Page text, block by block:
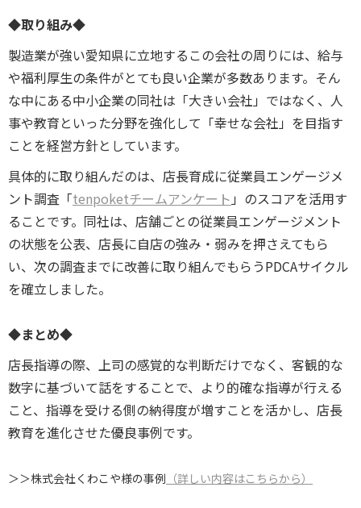
◆取り組み◆
製造業が強い愛知県に立地するこの会社の周りには、給与
や福利厚生の条件がとても良い企業が多数あります。そん
な中にある中小企業の同社は「大きい会社」ではなく、人
事や教育といった分野を強化して「幸せな会社」を目指す
ことを経営方針としています。
具体的に取り組んだのは、店長育成に従業員エンゲージメ
ント調査「tenpoketチームアンケート 」のスコアを活用す
ることです。同社は、店舗ごとの従業員エンゲージメント
の状態を公表、店長に自店の強み・弱みを押さえてもら
い、次の調査までに改善に取り組んでもらうPDCAサイクル
を確立しました。
◆まとめ◆
店長指導の際、上司の感覚的な判断だけでなく、客観的な
数字に基づいて話をすることで、より的確な指導が行える
こと、指導を受ける側の納得度が増すことを活かし、店長
教育を進化させた優良事例です。
＞＞株式会社くわこや様の事例 （詳しい内容はこちらから）